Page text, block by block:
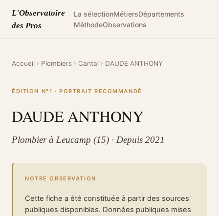
L'Observatoire
des Pros
La sélectionMétiersDépartements
MéthodeObservations
Accueil › Plombiers › Cantal › DAUDE ANTHONY
ÉDITION N°1 · PORTRAIT RECOMMANDÉ
DAUDE ANTHONY
Plombier à Leucamp (15) · Depuis 2021
NOTRE OBSERVATION
Cette fiche a été constituée à partir des sources
publiques disponibles. Données publiques mises